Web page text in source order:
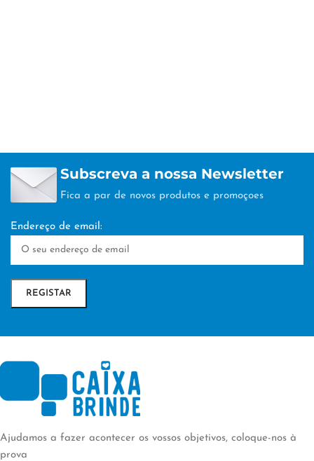
Subscreva a nossa Newsletter
Fica a par de novos produtos e promoçoes
Endereço de email:
Ajudamos a fazer acontecer os vossos objetivos, coloque-nos à
prova